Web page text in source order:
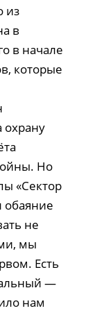
из
в
в начале
которые
охрану
Но
«Сектор
не
мы
Есть
—
нам